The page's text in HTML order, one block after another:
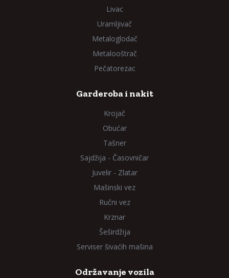
Livac
Uramljivač
Metaloglodač
Metalooštrač
Pečatorezac
Garderoba i nakit
Krojač
Obućar
Tašner
Sajdžija - Časovničar
Juvelir - Zlatar
Mašinski vez
Ručni vez
Krznar
Šeširdžija
Serviser šivaćih mašina
Održavanje vozila